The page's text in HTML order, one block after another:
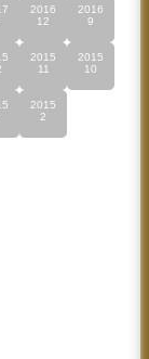
2016
12
2016
9
2015
11
2015
10
2015
2